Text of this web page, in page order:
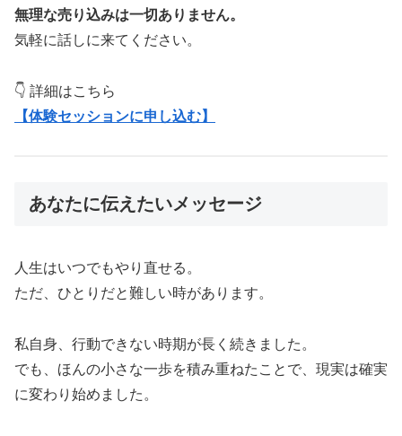
無理な売り込みは一切ありません。
気軽に話しに来てください。
👇 詳細はこちら
【体験セッションに申し込む】
あなたに伝えたいメッセージ
人生はいつでもやり直せる。
ただ、ひとりだと難しい時があります。
私自身、行動できない時期が長く続きました。
でも、ほんの小さな一歩を積み重ねたことで、現実は確実
に変わり始めました。